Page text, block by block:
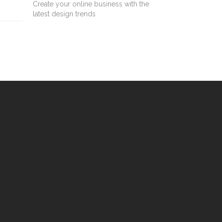
Create your online business with the
latest design trends